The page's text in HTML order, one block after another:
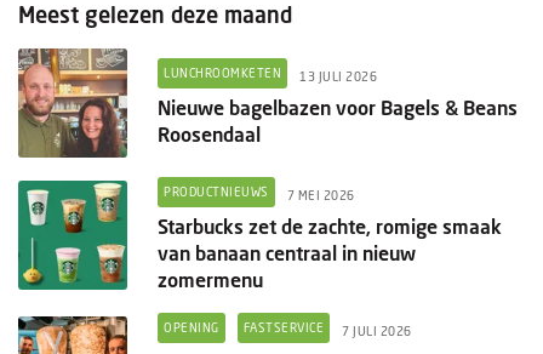
Meest gelezen deze maand
LUNCHROOMKETEN 13 JULI 2026
Nieuwe bagelbazen voor Bagels & Beans
Roosendaal
PRODUCTNIEUWS 7 MEI 2026
Starbucks zet de zachte, romige smaak
van banaan centraal in nieuw
zomermenu
OPENING FASTSERVICE 7 JULI 2026